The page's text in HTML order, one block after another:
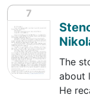
7
The
about
He